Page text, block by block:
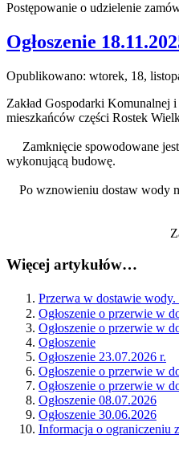
Postępowanie o udzielenie
Ogłoszenie
Opublikowano: wtorek, 18,
Zakład Gospodarki
mieszkańców części Rostek
Zamknięcie spowodowane jest
wykonującą budowę.
Po wznowieniu dostaw wody
Za wszelkie
Więcej artykułów…
Przerwa w dostawie wody.
Ogłoszenie o przerwie w
Ogłoszenie o przerwie w
Ogłoszenie
Ogłoszenie 23.07.2026 r.
Ogłoszenie o przerwie w
Ogłoszenie o przerwie w
Ogłoszenie 08.07.2026
Ogłoszenie 30.06.2026
Informacja o ograniczeniu